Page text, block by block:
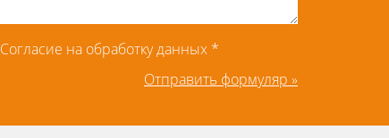
Согласие на обработку данных *
Отправить формуляр »